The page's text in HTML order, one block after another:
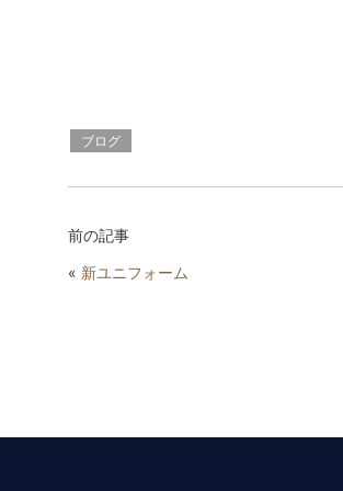
ブログ
前の記事
« 新ユニフォーム